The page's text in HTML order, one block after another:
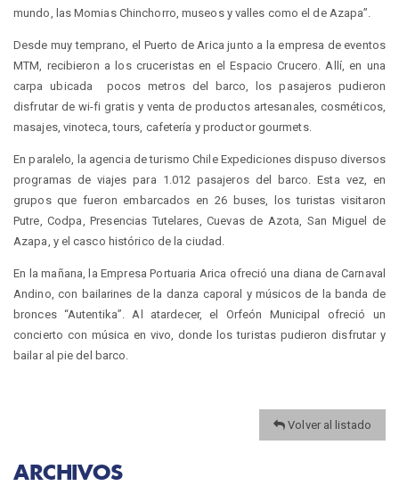
mundo, las Momias Chinchorro, museos y valles como el de Azapa”.
Desde muy temprano, el Puerto de Arica junto a la empresa de eventos
MTM, recibieron a los cruceristas en el Espacio Crucero. Allí, en una
carpa ubicada pocos metros del barco, los pasajeros pudieron
disfrutar de wi-fi gratis y venta de productos artesanales, cosméticos,
masajes, vinoteca, tours, cafetería y productor gourmets.
En paralelo, la agencia de turismo Chile Expediciones dispuso diversos
programas de viajes para 1.012 pasajeros del barco. Esta vez, en
grupos que fueron embarcados en 26 buses, los turistas visitaron
Putre, Codpa, Presencias Tutelares, Cuevas de Azota, San Miguel de
Azapa, y el casco histórico de la ciudad.
En la mañana, la Empresa Portuaria Arica ofreció una diana de Carnaval
Andino, con bailarines de la danza caporal y músicos de la banda de
bronces “Autentika”. Al atardecer, el Orfeón Municipal ofreció un
concierto con música en vivo, donde los turistas pudieron disfrutar y
bailar al pie del barco.
Volver al listado
ARCHIVOS